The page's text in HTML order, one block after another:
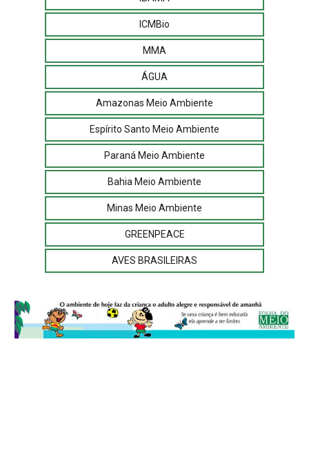
ICMBio
MMA
ÁGUA
Amazonas Meio Ambiente
Espírito Santo Meio Ambiente
Paraná Meio Ambiente
Bahia Meio Ambiente
Minas Meio Ambiente
GREENPEACE
AVES BRASILEIRAS